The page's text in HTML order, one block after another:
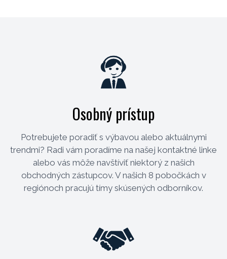
Osobný prístup
Potrebujete poradiť s výbavou alebo aktuálnymi
trendmi? Radi vám poradíme na našej kontaktné linke
alebo vás môže navštíviť niektorý z našich
obchodných zástupcov. V našich 8 pobočkách v
regiónoch pracujú tímy skúsených odborníkov.